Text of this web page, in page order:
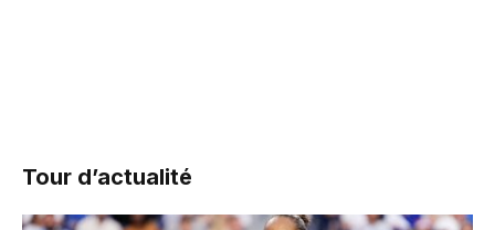
Tour d’actualité